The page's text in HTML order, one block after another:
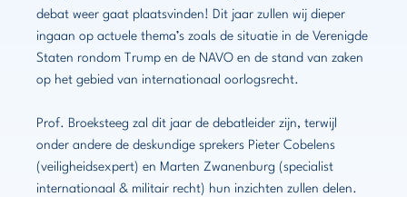
debat weer gaat plaatsvinden! Dit jaar zullen wij dieper
ingaan op actuele thema’s zoals de situatie in de Verenigde
Staten rondom Trump en de NAVO en de stand van zaken
op het gebied van internationaal oorlogsrecht.
Prof. Broeksteeg zal dit jaar de debatleider zijn, terwijl
onder andere de deskundige sprekers Pieter Cobelens
(veiligheidsexpert) en Marten Zwanenburg (specialist
internationaal & militair recht) hun inzichten zullen delen.